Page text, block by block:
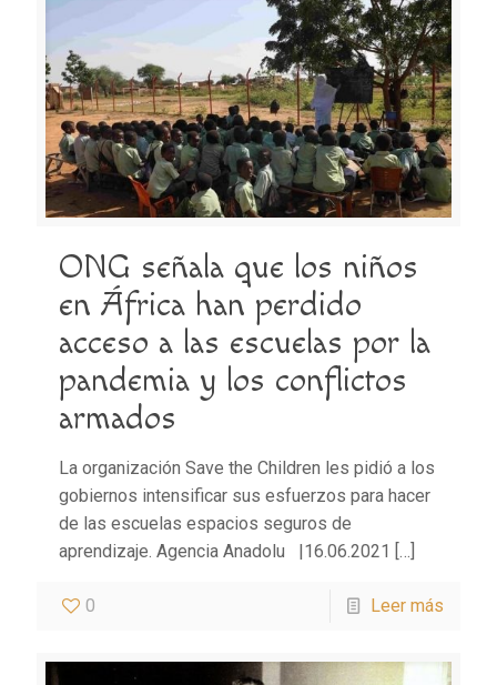
ONG señala que los niños
en África han perdido
acceso a las escuelas por la
pandemia y los conflictos
armados
La organización Save the Children les pidió a los
gobiernos intensificar sus esfuerzos para hacer
de las escuelas espacios seguros de
aprendizaje. Agencia Anadolu |16.06.2021 […]
0 Leer más